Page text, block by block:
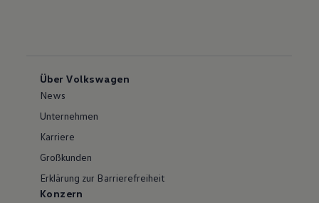
Über Volkswagen
News
Unternehmen
Karriere
Großkunden
Erklärung zur Barrierefreiheit
Konzern